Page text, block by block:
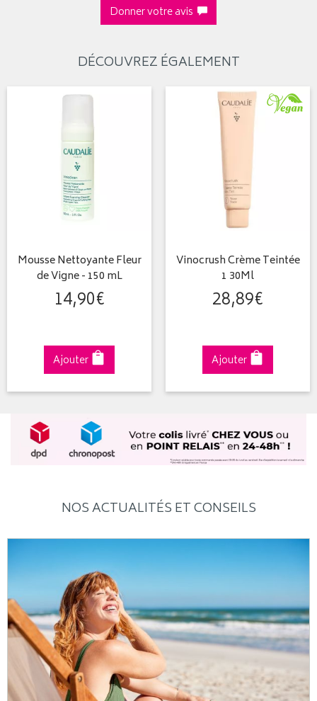
Donner votre avis
DÉCOUVREZ ÉGALEMENT
Mousse Nettoyante Fleur
de Vigne - 150 mL
14,90€
Ajouter
Vinocrush Crème Teintée
1 30Ml
28,89€
Ajouter
NOS ACTUALITÉS ET CONSEILS